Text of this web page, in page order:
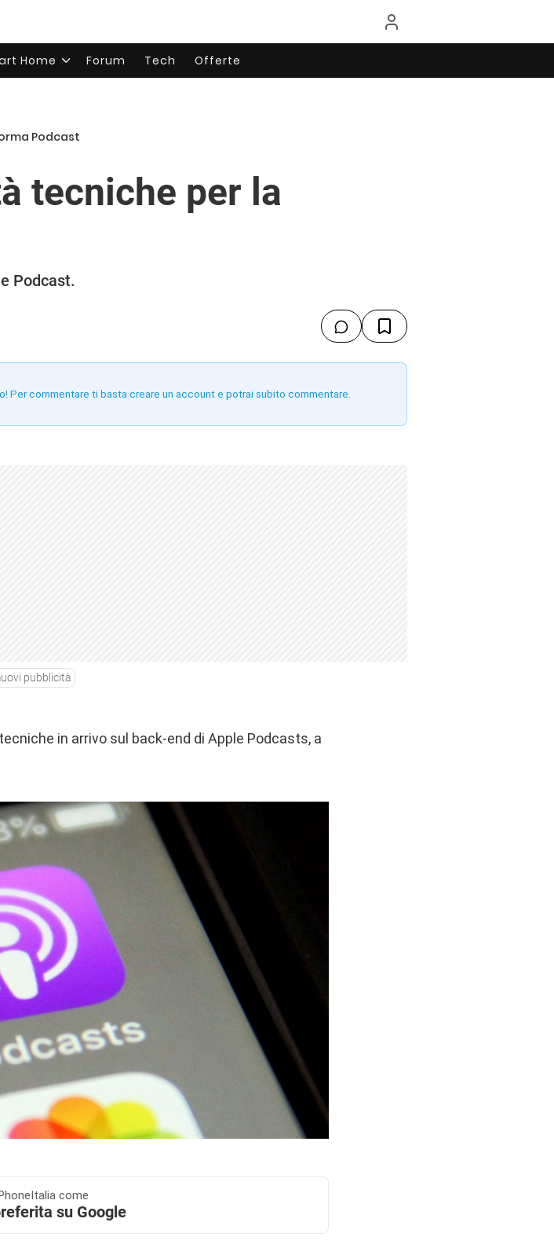
Home Forum Tech Offerte
Podcast
tecniche per la
Podcast.
Per commentare ti basta creare un account e potrai subito commentare.
pubblicità
in arrivo sul back-end di Apple Podcasts, a
come
su Google